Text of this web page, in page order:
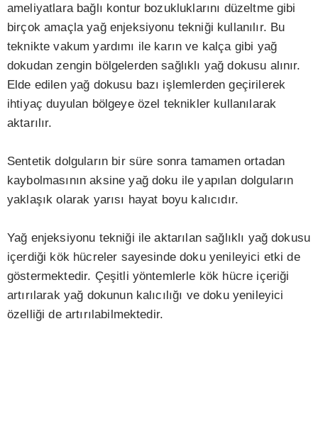
ameliyatlara bağlı kontur bozukluklarını düzeltme gibi
birçok amaçla yağ enjeksiyonu tekniği kullanılır. Bu
teknikte vakum yardımı ile karın ve kalça gibi yağ
dokudan zengin bölgelerden sağlıklı yağ dokusu alınır.
Elde edilen yağ dokusu bazı işlemlerden geçirilerek
ihtiyaç duyulan bölgeye özel teknikler kullanılarak
aktarılır.
Sentetik dolguların bir süre sonra tamamen ortadan
kaybolmasının aksine yağ doku ile yapılan dolguların
yaklaşık olarak yarısı hayat boyu kalıcıdır.
Yağ enjeksiyonu tekniği ile aktarılan sağlıklı yağ dokusu
içerdiği kök hücreler sayesinde doku yenileyici etki de
göstermektedir. Çeşitli yöntemlerle kök hücre içeriği
artırılarak yağ dokunun kalıcılığı ve doku yenileyici
özelliği de artırılabilmektedir.